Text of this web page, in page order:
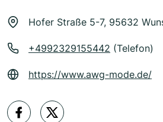
Hofer Straße 5-7, 95632
+4992329155442 (Telefon)
https://www.awg-mode.de/